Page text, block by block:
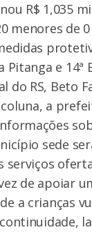
R$ 1,035
menores de
Pitanga e
do RS, Beto
a
sede
serviços
de apoiar
a crianças